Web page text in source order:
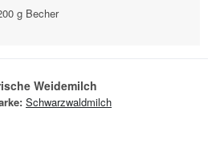
g Becher
Weidemilch
Schwarzwaldmilch